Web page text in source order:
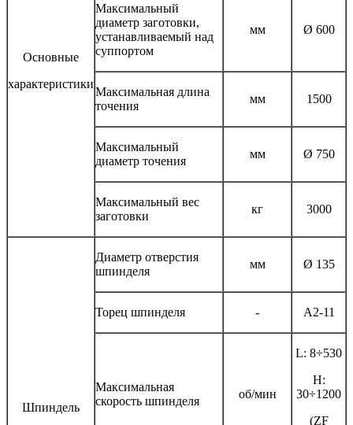
Основные
характеристики
Максимальный
диаметр заготовки,
устанавливаемый над
суппортом
мм Ø 600
Максимальная длина
точения
мм 1500
Максимальный
диаметр точения
мм Ø 750
Максимальный вес
заготовки
кг 3000
Шпиндель
Диаметр отверстия
шпинделя
мм Ø 135
Торец шпинделя - А2-11
Максимальная
скорость шпинделя
об/мин
L: 8÷530
H:
30÷1200
(ZF